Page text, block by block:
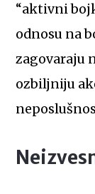
“aktivni
odnosu na
zagovaraju
ozbiljniju